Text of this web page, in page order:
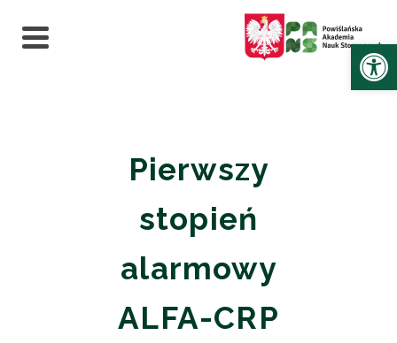
Pierwszy
stopień
alarmowy
ALFA-CRP